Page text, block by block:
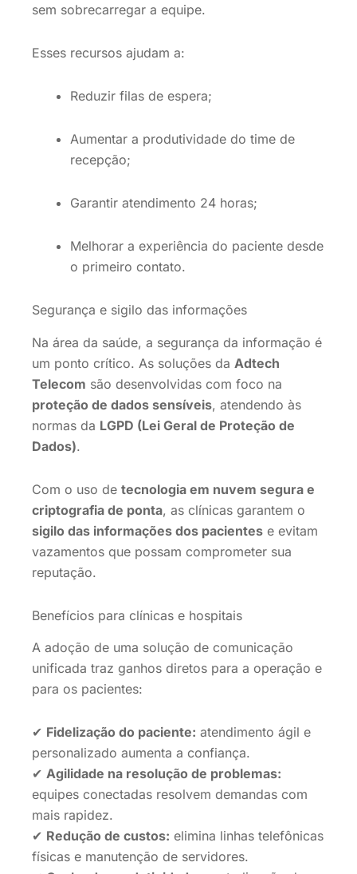
sem sobrecarregar a equipe.
Esses recursos ajudam a:
Reduzir filas de espera;
Aumentar a produtividade do time de
recepção;
Garantir atendimento 24 horas;
Melhorar a experiência do paciente desde
o primeiro contato.
Segurança e sigilo das informações
Na área da saúde, a segurança da informação é
um ponto crítico. As soluções da Adtech
Telecom são desenvolvidas com foco na
proteção de dados sensíveis, atendendo às
normas da LGPD (Lei Geral de Proteção de
Dados).
Com o uso de tecnologia em nuvem segura e
criptografia de ponta, as clínicas garantem o
sigilo das informações dos pacientes e evitam
vazamentos que possam comprometer sua
reputação.
Benefícios para clínicas e hospitais
A adoção de uma solução de comunicação
unificada traz ganhos diretos para a operação e
para os pacientes:
✔ Fidelização do paciente: atendimento ágil e
personalizado aumenta a confiança.
✔ Agilidade na resolução de problemas:
equipes conectadas resolvem demandas com
mais rapidez.
✔ Redução de custos: elimina linhas telefônicas
físicas e manutenção de servidores.